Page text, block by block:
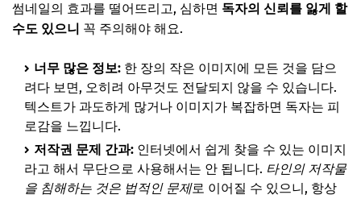
썸네일의 효과를 떨어뜨리고, 심하면 독자의 신뢰를 잃게 할
수도 있으니 꼭 주의해야 해요.
너무 많은 정보: 한 장의 작은 이미지에 모든 것을 담으
려다 보면, 오히려 아무것도 전달되지 않을 수 있습니다.
텍스트가 과도하게 많거나 이미지가 복잡하면 독자는 피
로감을 느낍니다.
저작권 문제 간과: 인터넷에서 쉽게 찾을 수 있는 이미지
라고 해서 무단으로 사용해서는 안 됩니다. 타인의 저작물
을 침해하는 것은 법적인 문제로 이어질 수 있으니, 항상